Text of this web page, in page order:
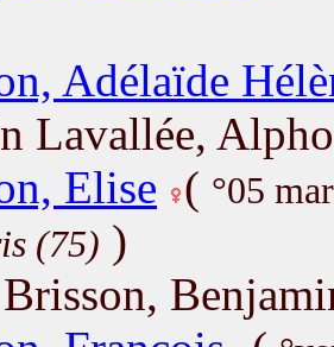
Adélaïde
Lavallée,
Elise ( °05
(75) )